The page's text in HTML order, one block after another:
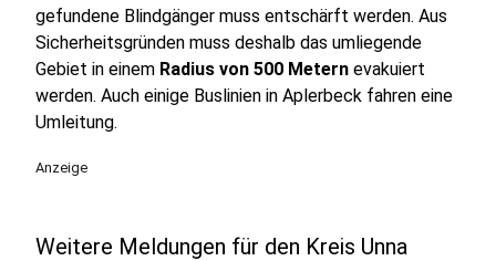
gefundene Blindgänger muss entschärft werden. Aus
Sicherheitsgründen muss deshalb das umliegende
Gebiet in einem Radius von 500 Metern evakuiert
werden. Auch einige Buslinien in Aplerbeck fahren eine
Umleitung.
Anzeige
Weitere Meldungen für den Kreis Unna